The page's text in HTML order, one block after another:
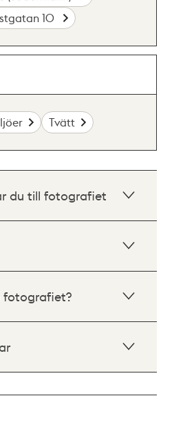
10
Tvätt
du till fotografiet
fotografiet?